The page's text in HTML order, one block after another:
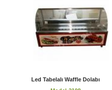
Led Tabelalı Waffle Dolabı